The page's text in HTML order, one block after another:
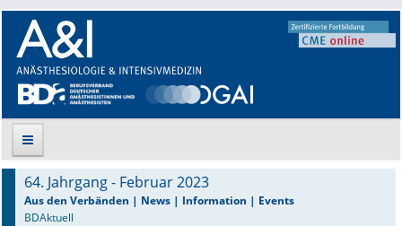
Suche
64. Jahrgang - Februar 2023
Aus den Verbänden | News | Information | Events
BDAktuell